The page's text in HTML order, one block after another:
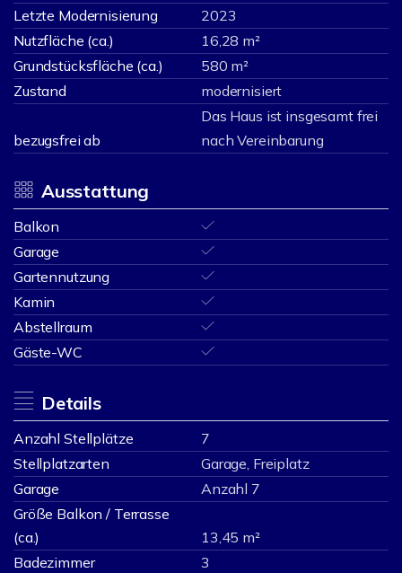
Letzte Modernisierung
2023
Nutzfläche (ca.)
16,28 m²
Grundstücksfläche (ca.)
580 m²
Zustand
modernisiert
bezugsfrei ab
Das Haus ist insgesamt frei
nach Vereinbarung
Ausstattung
Balkon
Garage
Gartennutzung
Kamin
Abstellraum
Gäste-WC
Details
Anzahl Stellplätze
7
Stellplatzarten
Garage, Freiplatz
Garage
Anzahl 7
Größe Balkon / Terrasse
(ca.)
13,45 m²
Badezimmer
3